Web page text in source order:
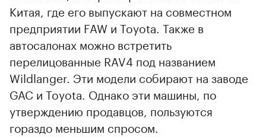
Китая, где его выпускают на совместном
предприятии FAW и Toyota. Также в
автосалонах можно встретить
перелицованные RAV4 под названием
Wildlanger. Эти модели собирают на заводе
GAC и Toyota. Однако эти машины, по
утверждению продавцов, пользуются
гораздо меньшим спросом.